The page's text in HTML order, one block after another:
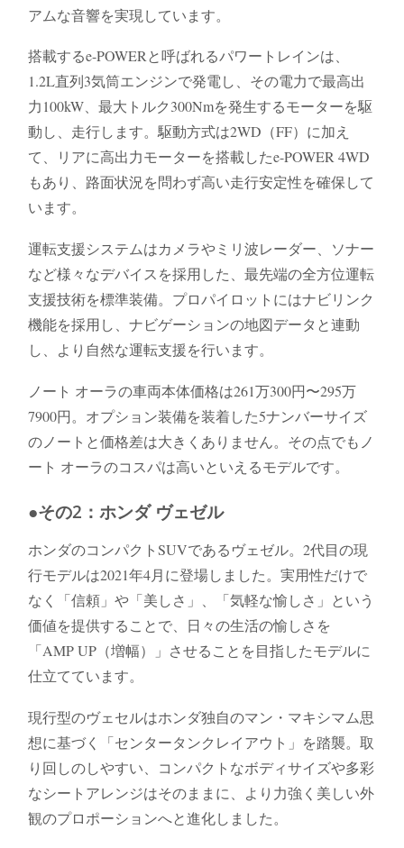
アムな音響を実現しています。
搭載するe-POWERと呼ばれるパワートレインは、
1.2L直列3気筒エンジンで発電し、その電力で最高出
力100kW、最大トルク300Nmを発生するモーターを駆
動し、走行します。駆動方式は2WD（FF）に加え
て、リアに高出力モーターを搭載したe-POWER 4WD
もあり、路面状況を問わず高い走行安定性を確保して
います。
運転支援システムはカメラやミリ波レーダー、ソナー
など様々なデバイスを採用した、最先端の全方位運転
支援技術を標準装備。プロパイロットにはナビリンク
機能を採用し、ナビゲーションの地図データと連動
し、より自然な運転支援を行います。
ノート オーラの車両本体価格は261万300円〜295万
7900円。オプション装備を装着した5ナンバーサイズ
のノートと価格差は大きくありません。その点でもノ
ート オーラのコスパは高いといえるモデルです。
●その2：ホンダ ヴェゼル
ホンダのコンパクトSUVであるヴェゼル。2代目の現
行モデルは2021年4月に登場しました。実用性だけで
なく「信頼」や「美しさ」、「気軽な愉しさ」という
価値を提供することで、日々の生活の愉しさを
「AMP UP（増幅）」させることを目指したモデルに
仕立てています。
現行型のヴェセルはホンダ独自のマン・マキシマム思
想に基づく「センタータンクレイアウト」を踏襲。取
り回しのしやすい、コンパクトなボディサイズや多彩
なシートアレンジはそのままに、より力強く美しい外
観のプロポーションへと進化しました。